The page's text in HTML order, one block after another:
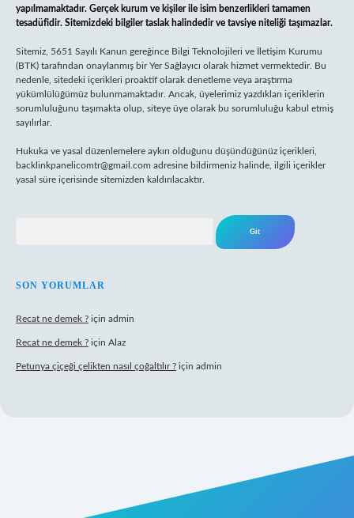
yapılmamaktadır. Gerçek kurum ve kişiler ile isim benzerlikleri tamamen
tesadüfidir. Sitemizdeki bilgiler taslak halindedir ve tavsiye niteliği taşımazlar.
Sitemiz, 5651 Sayılı Kanun gereğince Bilgi Teknolojileri ve İletişim Kurumu
(BTK) tarafından onaylanmış bir Yer Sağlayıcı olarak hizmet vermektedir. Bu
nedenle, sitedeki içerikleri proaktif olarak denetleme veya araştırma
yükümlülüğümüz bulunmamaktadır. Ancak, üyelerimiz yazdıkları içeriklerin
sorumluluğunu taşımakta olup, siteye üye olarak bu sorumluluğu kabul etmiş
sayılırlar.
Hukuka ve yasal düzenlemelere aykırı olduğunu düşündüğünüz içerikleri,
backlinkpanelicomtr@gmail.com adresine bildirmeniz halinde, ilgili içerikler
yasal süre içerisinde sitemizden kaldırılacaktır.
SON YORUMLAR
Recat ne demek ? için admin
Recat ne demek ? için Alaz
Petunya çiçeği çelikten nasıl çoğaltılır ? için admin